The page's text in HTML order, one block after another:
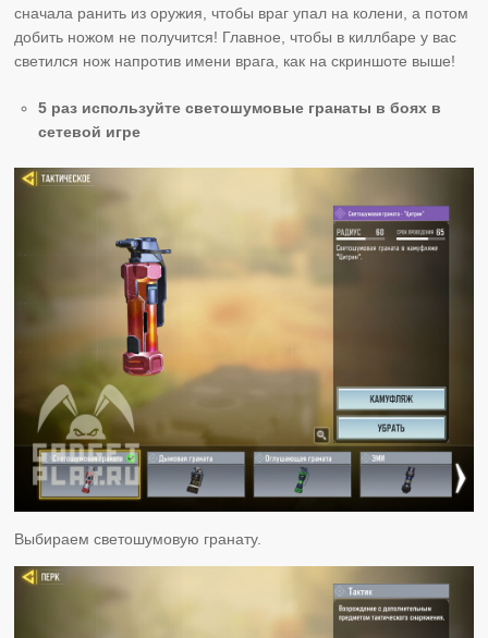
сначала ранить из оружия, чтобы враг упал на колени, а потом
добить ножом не получится! Главное, чтобы в киллбаре у вас
светился нож напротив имени врага, как на скриншоте выше!
5 раз используйте светошумовые гранаты в боях в
сетевой игре
Выбираем светошумовую гранату.